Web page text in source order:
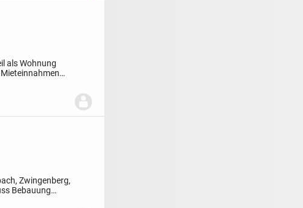
als Wohnung
Mieteinnahmen
Zwingenberg,
Bebauung